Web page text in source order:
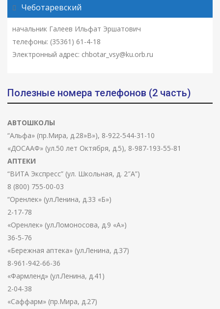
Чеботаревский
начальник Галеев Ильфат Эршатович
телефоны: (35361) 61-4-18
Электронный адрес: chbotar_vsy@ku.orb.ru
Полезные номера телефонов (2 часть)
АВТОШКОЛЫ
“Альфа» (пр.Мира, д.28»В»), 8-922-544-31-10
«ДОСААФ» (ул.50 лет Октября, д.5), 8-987-193-55-81
АПТЕКИ
“ВИТА Экспресс” (ул. Школьная, д. 2″А”)
8 (800) 755-00-03
“Оренлек» (ул.Ленина, д.33 «Б»)
2-17-78
«Оренлек» (ул.Ломоносова, д.9 «А»)
36-5-76
«Бережная аптека» (ул.Ленина, д.37)
8-961-942-66-36
«Фармленд» (ул.Ленина, д.41)
2-04-38
«Саффарм» (пр.Мира, д.27)